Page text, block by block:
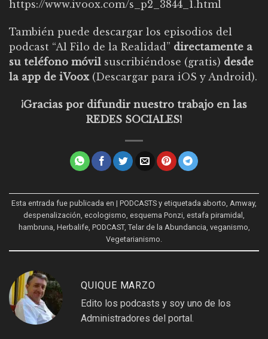
https://www.ivoox.com/s_p2_3844_1.html
También puede descargar los episodios del
podcast “Al Filo de la Realidad” directamente a
su teléfono móvil suscribiéndose (gratis) desde
la app de iVoox (Descargar para iOS y Android).
¡Gracias por difundir nuestro trabajo en las
REDES SOCIALES!
Esta entrada fue publicada en | PODCASTS y etiquetada aborto, Amway,
despenalización, ecologismo, esquema Ponzi, estafa piramidal ,
hambruna, Herbalife, PODCAST, Telar de la Abundancia, veganismo,
Vegetarianismo.
QUIQUE MARZO
Edito los podcasts y soy uno de los
Administradores del portal.